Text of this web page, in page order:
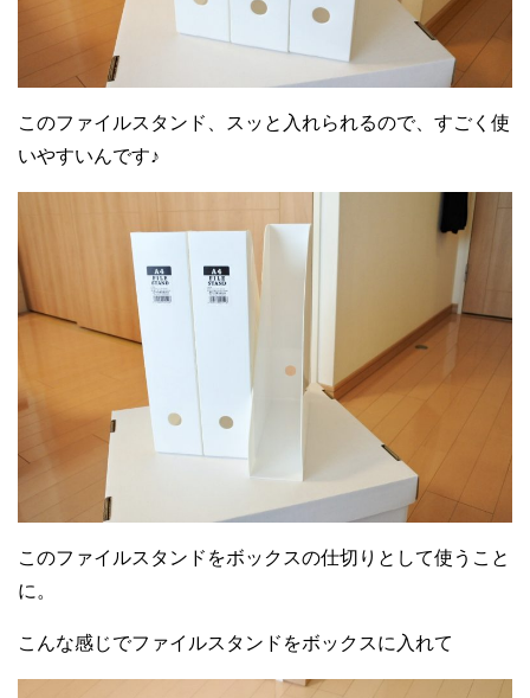
このファイルスタンド、スッと入れられるので、すごく使
いやすいんです♪
このファイルスタンドをボックスの仕切りとして使うこと
に。
こんな感じでファイルスタンドをボックスに入れて